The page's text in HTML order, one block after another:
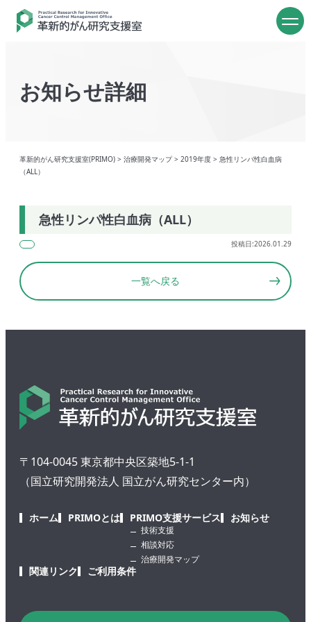
お知らせ詳細
革新的がん研究支援室(PRIMO) > 治療開発マップ> 2019年度 > 急性リンパ性白血病
（ALL）
急性リンパ性白血病（ALL）
投稿日:2026.01.29
一覧へ戻る
〒104-0045 東京都中央区築地5-1-1
（国立研究開発法人 国立がん研究センター内）
ホーム PRIMOとは PRIMO支援サービス
技術支援
相談対応
治療開発マップ
お知らせ
関連リンク ご利用条件